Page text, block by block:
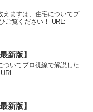
えますは、住宅についてプ
ご覧ください！ URL:
新版】
ついてプロ視線で解説した
URL:
新版】